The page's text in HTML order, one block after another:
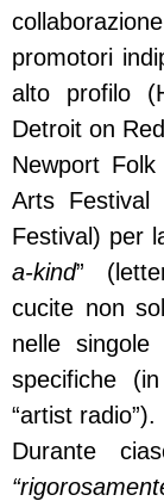
promotori
alto profilo
Detroit on
Newport
Arts Festival
Festival) per
a-kind”
cucite non
nelle
specifiche
“artist radio”).
Durante